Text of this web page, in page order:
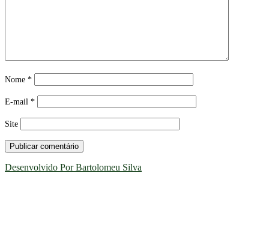
Nome *
E-mail *
Site
Desenvolvido Por Bartolomeu Silva